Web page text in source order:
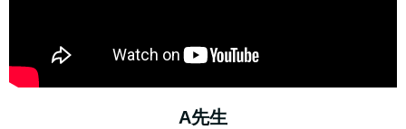
A先生